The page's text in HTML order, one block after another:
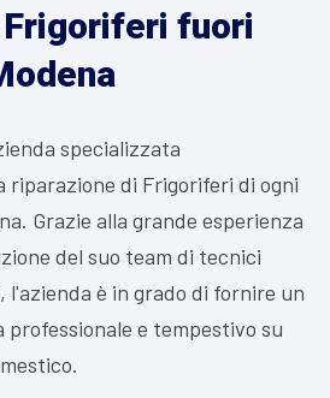
fuori
specializzata
riparazione di Frigoriferi di ogni
Grazie alla grande esperienza
del suo team di tecnici
è in grado di fornire un
e tempestivo su